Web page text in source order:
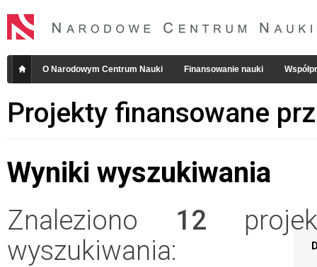
O Narodowym Centrum Nauki Finansowanie nauki
Projekty finansowane
Wyniki wyszukiwania
Znaleziono 12
wyszukiwania: